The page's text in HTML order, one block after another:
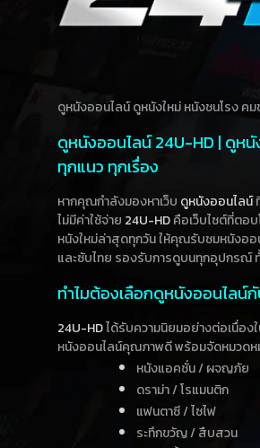
ดูหนังออนไลน์ ดูหนังใหม่ หนังชนโรง คม
ดูหนังออนไลน์ 24U-HD | ดูห
ทุกแนว ทุกเรื่อง
หากคุณกำลังมองหาเว็บ ดูหนังออนไลน์
ไม่มีค่าใช้จ่าย 24U-HDคือเว็บไซต์ที่ตอ
หนังใหม่ล่าสุดทุกวัน ให้คุณรับชมหนังอ
และซับไทย รองรับการดูบนทุกอุปกรณ์
ทำไมต้องเลือกดูหนังออนไลน์
24U-HDได้รับความนิยมอย่างต่อเนื่อง
หนังออนไลน์คุณภาพดี พร้อมจัดหมวดหมู่
หนังแอคชั่น / ผจญภัย
ดราม่า / โรแมนติก
แฟนตาซี / ไซไฟ
ระทึกขวัญ / สืบสวน